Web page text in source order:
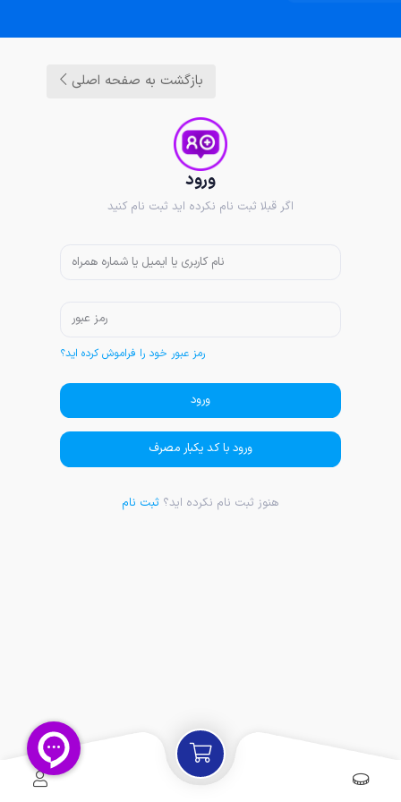
بازگشت به صفحه اصلی
ورود
اگر قبلا ثبت نام نکرده اید ثبت نام کنید
رمز عبور خود را فراموش کرده اید؟
ورود
ورود با کد یکبار مصرف
هنوز ثبت نام نکرده اید؟ ثبت نام